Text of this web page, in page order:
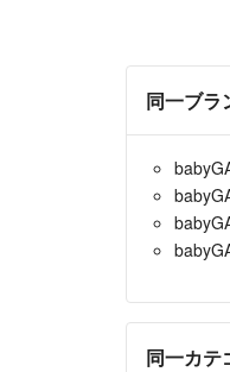
同一ブラ
同一カテ